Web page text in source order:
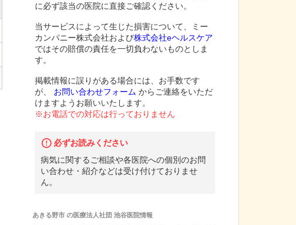
に必ず該当の医院に直接ご確認ください。
当サービスによって生じた損害について、ミー
カンパニー株式会社および株式会社eヘルスケア
ではその賠償の責任を一切負わないものとしま
す。
掲載情報に誤りがある場合には、お手数です
が、
お問い合わせフォーム からご連絡をいただ
けますようお願いいたします。
※お電話での対応は行っておりません
必ずお読みください
病気に関するご相談や各医院への個別のお問
い合わせ・紹介などは受け付けておりませ
ん。
あきる野市の医療法人社団 池谷医院情報